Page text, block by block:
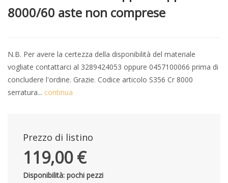
8000/60 aste non comprese
N.B. Per avere la certezza della disponibilità del materiale
vogliate contattarci al 3289424053 oppure 0457100066 prima di
concludere l'ordine. Grazie. Codice articolo S356 Cr 8000
serratura... continua
Prezzo di listino
119,00 €
Disponibilità: pochi pezzi